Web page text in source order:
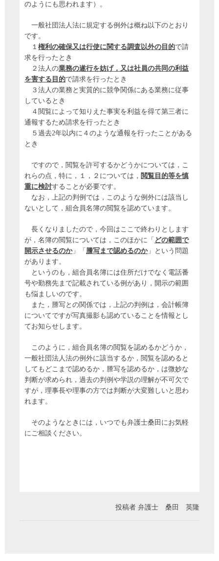
のようにも思われます）。
一般社団法人法に規定する例外は概ね以下のとおり
です。
１ 権利の確保又は行使に関する調査以外の目的で請
求を行ったとき
２法人の業務の遂行を妨げ，又は社員の共同の利益
を害する目的で請求を行ったとき
３法人の業務と実質的に競争関係にある業務に従事
しているとき
４閲覧によって知りえた事実を利益を得て第三者に
通報するため請求を行ったとき
５過去2年以内に４のような通報を行ったことがある
とき
ですので，閲覧を許可するかどうかについては，こ
れらの点，特に，１，２については， 閲覧目的等を慎
重に検討することが必要です。
なお，上記の判例では，このような例外には該当し
ないとして，組合員名簿の閲覧を認めています。
長くなりましたので，今回はここで終わりとします
が，名簿の閲覧については，このほかに「 どの範囲で
開示させるのか」「 謄写まで認めるのか」という問題
があります。
というのも，組合員名簿には住所だけでなく電話番
号や勤務先まで記載されている例があり，開示の範囲
も悩ましいのです。
また，謄写との関係では，上記の判例は，会計帳簿
についてですが写真撮影も認めていることを情報とし
てお知らせします。
このように，組合員名簿の閲覧を認めるかどうか，
一般社団法人法の例外に該当するか，閲覧を認めると
してもどこまで認めるか，謄写を認めるか，は微妙な
判断が求められ，過去の判例や学説の理解が不可欠で
すが，理事長や理事の方では判断が大変難しいと思わ
れます。
そのようなときには，いつでも弁護士桑田にお気軽
にご相談ください。
投稿者 弁護士 桑田 英隆